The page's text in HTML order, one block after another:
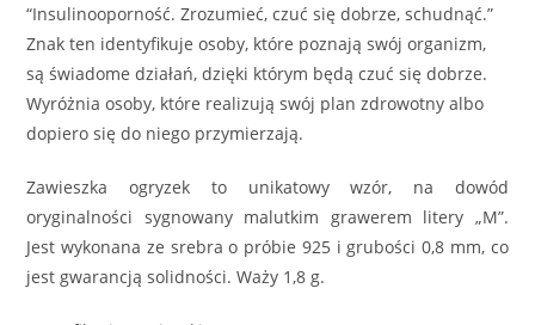
“Insulinooporność. Zrozumieć, czuć się dobrze, schudnąć.”
Znak ten identyfikuje osoby, które poznają swój organizm,
są świadome działań, dzięki którym będą czuć się dobrze.
Wyróżnia osoby, które realizują swój plan zdrowotny albo
dopiero się do niego przymierzają.
Zawieszka ogryzek to unikatowy wzór, na dowód
oryginalności sygnowany malutkim grawerem litery „M”.
Jest wykonana ze srebra o próbie 925 i grubości 0,8 mm, co
jest gwarancją solidności. Waży 1,8 g.